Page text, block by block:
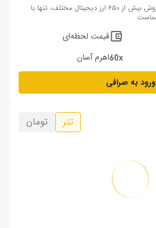
فرصت کسب سود از خرید و فروش بیش از ۶۵۰ ارز دیجیتال مختلف، تنها با
قیمت لحظه‌ای
اهرم آسان
ورود به صرافی
تتر تومان